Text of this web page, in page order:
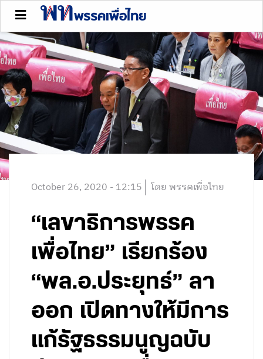
October 26, 2020 - 12:15 โดย พรรคเพื่อไทย
“เลขาธิการพรรค
เพื่อไทย” เรียกร้อง
“พล.อ.ประยุทธ์” ลา
ออก เปิดทางให้มีการ
แก้รัฐธรรมนูญฉบับ